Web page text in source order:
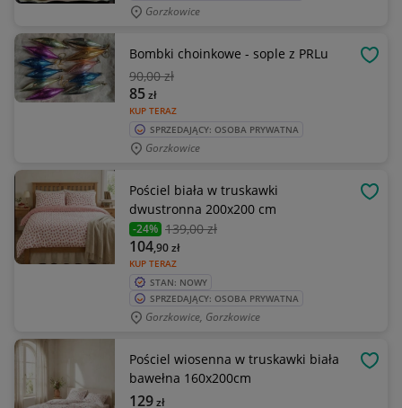
Gorzkowice
Bombki choinkowe - sople z PRLu
90,00 zł
KUP TERAZ
85zł
SPRZEDAJĄCY: OSOBA PRYWATNA
Gorzkowice
Pościel biała w truskawki
dwustronna 200x200 cm
-24% 139,00 zł
KUP TERAZ
104,90zł
STAN: NOWY
SPRZEDAJĄCY: OSOBA PRYWATNA
Gorzkowice, Gorzkowice
Pościel wiosenna w truskawki biała
bawełna 160x200cm
129zł